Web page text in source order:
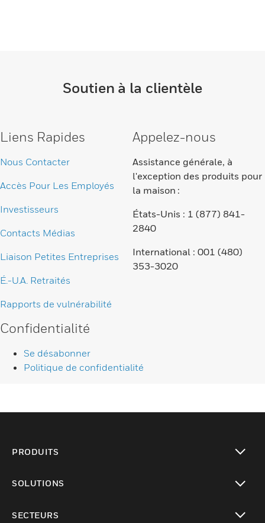
Soutien à la clientèle
Liens Rapides
Nous Contacter
Accès Pour Les Employés
Investisseurs
Contacts Médias
Liaison Petites Entreprises
É.-U.A. Retraités
Rapports de vulnérabilité
Appelez-nous
Assistance générale, à
l'exception des produits pour
la maison :
États-Unis : 1 (877) 841-
2840
International : 001 (480)
353-3020
Confidentialité
Se désabonner
Politique de confidentialité
PRODUITS
SOLUTIONS
SECTEURS